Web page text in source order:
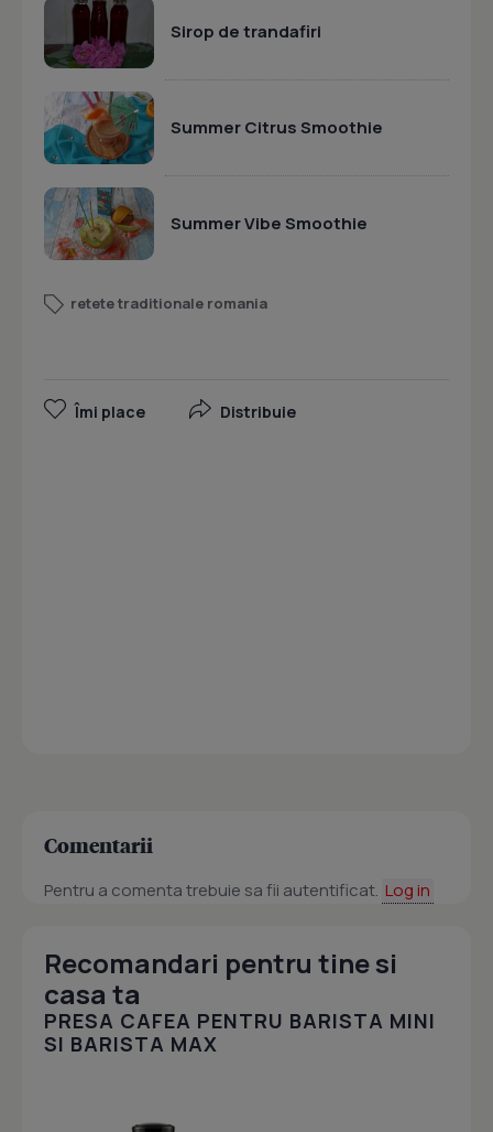
Sirop de trandafiri
Summer Citrus Smoothie
Summer Vibe Smoothie
retete traditionale romania
Îmi place Distribuie
Comentarii
Pentru a comenta trebuie sa fii autentificat. Log in
Recomandari pentru tine si
casa ta
PRESA CAFEA PENTRU BARISTA MINI
SI BARISTA MAX